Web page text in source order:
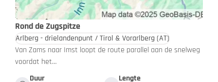
Rond de Zugspitze
Arlberg - drielandenpunt / Tirol & Vorarlberg (AT)
Van Zams naar Imst loopt de route parallel aan de snelweg
voordat het…
Duur
Lengte